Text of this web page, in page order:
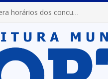
Prefeitura de Portel prorroga inscrições e altera horários dos concursos “Musa” e “Miss Mix Verão 2026”